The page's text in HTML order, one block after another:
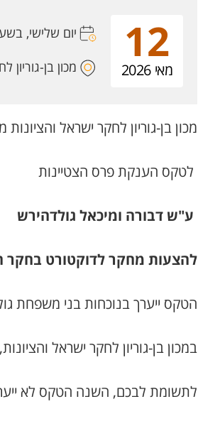
12
מאי 2026
יום שלישי, בשעה 17:00-
מכון בן-גוריון
מכון בן-גוריון לחקר ישראל
לטקס הענקת פרס הצטיינות
ע"ש דבורה ומיכאל גולדהירש
להצעות מחקר לדוקטורט בחקר
הטקס ייערך בנוכחות בני משפחת
במכון בן-גוריון לחקר ישראל
לתשומת לבכם, השנה הטקס לא